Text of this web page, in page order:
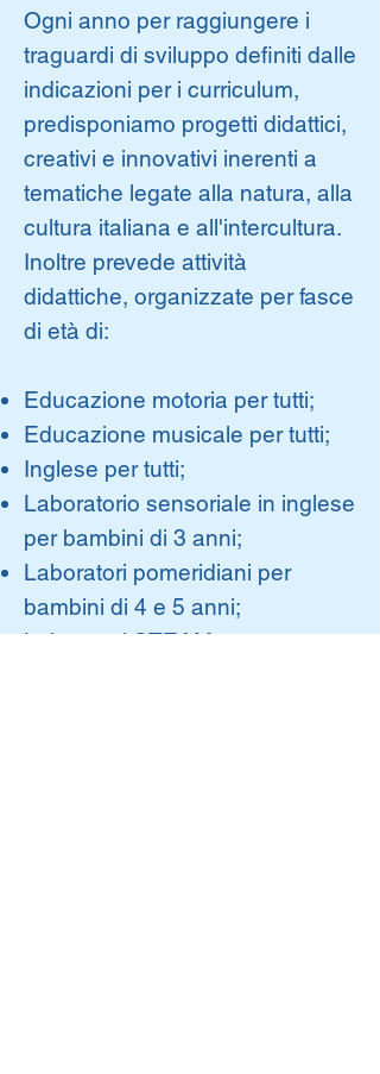
Ogni anno per raggiungere i
traguardi di sviluppo definiti dalle
indicazioni per i curriculum,
predisponiamo progetti didattici,
creativi e innovativi inerenti a
tematiche legate alla natura, alla
cultura italiana e all'intercultura.
Inoltre prevede attività
didattiche, organizzate per fasce
di età di:
Educazione motoria per tutti;
Educazione musicale per tutti;
Inglese per tutti;
Laboratorio sensoriale in inglese
per bambini di 3 anni;
Laboratori pomeridiani per
bambini di 4 e 5 anni;
Laboratori STEAM.